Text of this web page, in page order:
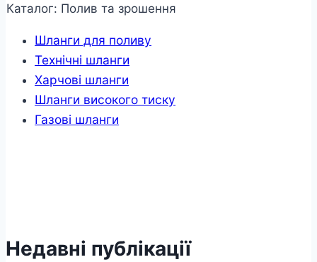
Каталог: Полив та зрошення
Шланги для поливу
Технічні шланги
Харчові шланги
Шланги високого тиску
Газові шланги
Недавні публікації